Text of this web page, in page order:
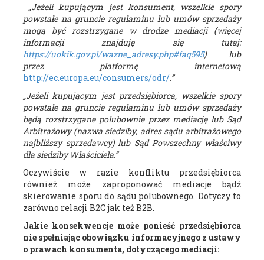
„Jeżeli kupującym jest konsument, wszelkie spory
powstałe na gruncie regulaminu lub umów sprzedaży
mogą być rozstrzygane w drodze mediacji (więcej
informacji znajduję się tutaj:
https://uokik.gov.pl/wazne_adresy.php#faq595) lub
przez platformę internetową
http://ec.europa.eu/consumers/odr/.”
„Jeżeli kupującym jest przedsiębiorca, wszelkie spory
powstałe na gruncie regulaminu lub umów sprzedaży
będą rozstrzygane polubownie przez mediację lub Sąd
Arbitrażowy (nazwa siedziby, adres sądu arbitrażowego
najbliższy sprzedawcy) lub Sąd Powszechny właściwy
dla siedziby Właściciela.”
Oczywiście w razie konfliktu przedsiębiorca
również może zaproponować mediacje bądź
skierowanie sporu do sądu polubownego. Dotyczy to
zarówno relacji B2C jak też B2B.
Jakie konsekwencje może ponieść przedsiębiorca
nie spełniając obowiązku informacyjnego z ustawy
o prawach konsumenta, dotyczącego mediacji: